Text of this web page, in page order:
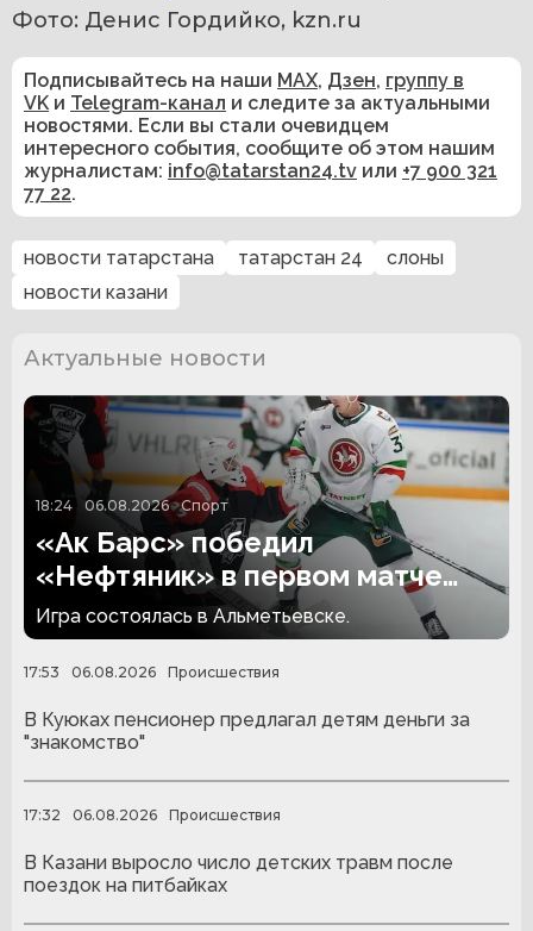
Фото: Денис Гордийко, kzn.ru
Подписывайтесь на наши MAX, Дзен, группу в
VK и Telegram-канал и следите за актуальными
новостями. Если вы стали очевидцем
интересного события, сообщите об этом нашим
журналистам: info@tatarstan24.tv или +7 900 321
77 22.
новости татарстана татарстан 24
слоны
новости казани
Актуальные новости
18:24 06.08.2026 Спорт
«Ак Барс» победил
«Нефтяник» в первом матче
сезона
Игра состоялась в Альметьевске.
17:53 06.08.2026 Происшествия
В Куюках пенсионер предлагал детям деньги за
"знакомство"
17:32 06.08.2026 Происшествия
В Казани выросло число детских травм после
поездок на питбайках